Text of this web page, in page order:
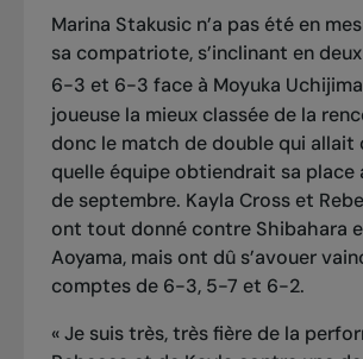
Marina Stakusic n’a pas été en
sa compatriote, s’inclinant en
6-3 et 6-3 face à Moyuka Uchijima
joueuse la mieux classée de la
donc le match de double qui allait
quelle équipe obtiendrait sa place
de septembre. Kayla Cross et
ont tout donné contre Shibahara
Aoyama, mais ont dû s’avouer
comptes de 6-3, 5-7 et 6-2.
«Je suis très, très fière de la